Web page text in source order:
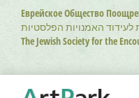
Перейти
основному
содержанию
Еврейское Общество
לעידוד האמנויות הפלסטיות
The Jewish Society for the